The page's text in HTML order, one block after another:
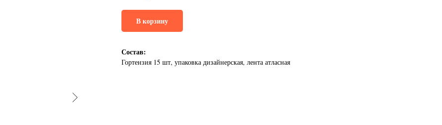
В корзину
Состав:
Гортензия 15 шт, упаковка дизайнерская, лента атласная